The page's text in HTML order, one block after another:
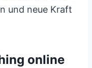
und neue Kraft
online